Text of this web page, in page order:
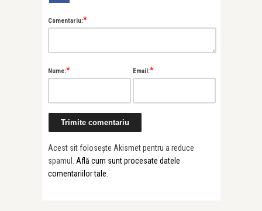
Comentariu:*
Nume:* Email:*
Acest sit folosește Akismet pentru a reduce
spamul. Află cum sunt procesate datele
comentariilor tale